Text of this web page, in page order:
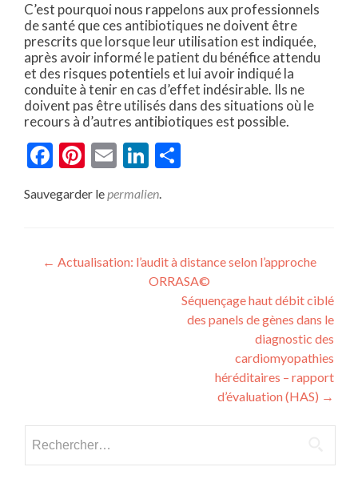
C’est pourquoi nous rappelons aux professionnels
de santé que ces antibiotiques ne doivent être
prescrits que lorsque leur utilisation est indiquée,
après avoir informé le patient du bénéfice attendu
et des risques potentiels et lui avoir indiqué la
conduite à tenir en cas d’effet indésirable. Ils ne
doivent pas être utilisés dans des situations où le
recours à d’autres antibiotiques est possible.
Facebook
Pinterest
EmailLinkedIn
Sauvegarder lepermalien.
Navigation
← Actualisation: l’audit à distance selon l’approche
ORRASA©
Séquençage haut débit ciblé
des panels de gènes dans le
diagnostic des
cardiomyopathies
héréditaires – rapport
d’évaluation (HAS) →